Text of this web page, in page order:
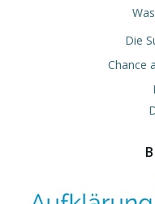
Die
Chance